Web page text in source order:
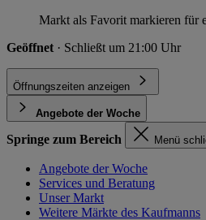
Markt als Favorit markieren für
Geöffnet · Schließt um 21:00 Uhr
Öffnungszeiten anzeigen
Angebote der Woche
Springe zum Bereich Menü
Angebote der Woche
Services und Beratung
Unser Markt
Weitere Märkte des Kaufmanns